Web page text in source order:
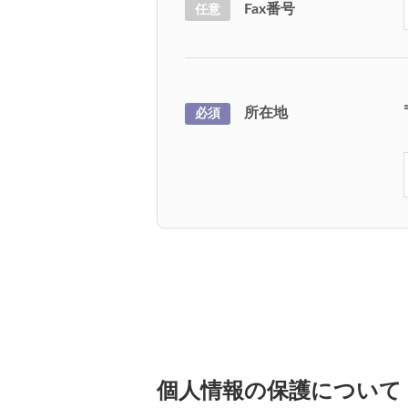
任意 Fax番号
必須 所在地
個人情報の保護について